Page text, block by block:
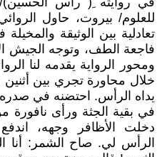
للعلوم/ بيروت، حاول
تعادلية بين الوثيقة
فاجعة الطف، وتوجه الجيش
ومحور الرواية يقدمه لنا
خلال محاورة تجري بين
يداه الرأس. احتضنه في
في بقية الجثة ورأى نافورة
دخلت الأظافر وجهه،
الرأس لي. صاح الشمر: أنا